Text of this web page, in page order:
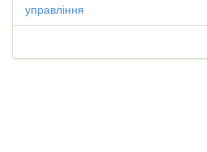
управління